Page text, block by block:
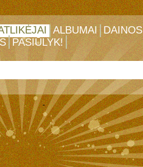
ALBUMAI DAINOS
PASIŪLYK!